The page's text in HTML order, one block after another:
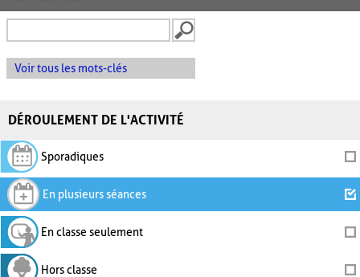
Voir tous les mots-clés
DÉROULEMENT DE L'ACTIVITÉ
Sporadiques
En plusieurs séances
En classe seulement
Hors classe